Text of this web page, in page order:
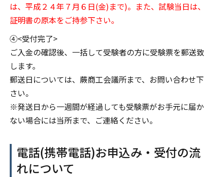
は、平成２４年７月６日(金)まで)。また、試験当日は、
証明書の原本をご持参下さい。
④<受付完了>
ご入金の確認後、一括して受験者の方に受験票を郵送致
します。
郵送日については、蕨商工会議所まで、お問い合わせ下
さい。
※発送日から一週間が経過しても受験票がお手元に届か
ない場合には当所まで、ご連絡ください。
電話(携帯電話)お申込み・受付の流
れについて